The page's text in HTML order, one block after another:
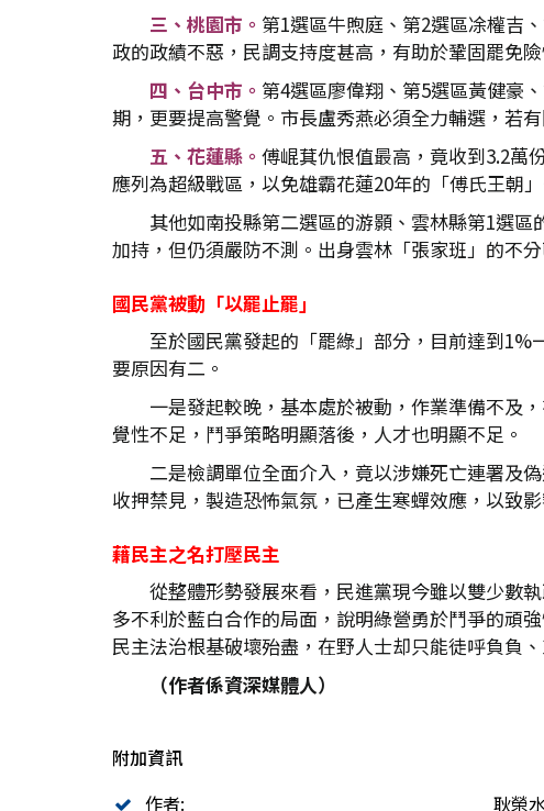
三、桃園市。 第1選區牛煦庭、第2選區凃權吉
政的政績不惡，民調支持度甚高，有助於鞏固罷免險
四、台中市。 第4選區廖偉翔、第5選區黃健豪
期，更要提高警覺。市長盧秀燕必須全力輔選，若
五、花蓮縣。 傅崐萁仇恨值最高，竟收到3.2萬
應列為超級戰區，以免雄霸花蓮20年的「傅氏王朝
其他如南投縣第二選區的游顥、雲林縣第1選
加持，但仍須嚴防不測。出身雲林「張家班」的不
國民黨被動「以罷止罷」
至於國民黨發起的「罷綠」部分，目前達到
要原因有二。
一是發起較晚，基本處於被動，作業準備不及
覺性不足，鬥爭策略明顯落後，人才也明顯不足。
二是檢調單位全面介入，竟以涉嫌死亡連署及
收押禁見，製造恐怖氣氛，已產生寒蟬效應，以致
藉民主之名打壓民主
從整體形勢發展來看，民進黨現今雖以雙少數
多不利於藍白合作的局面，說明綠營勇於鬥爭的頑
民主法治根基破壞殆盡，在野人士却只能徒呼負負
（作者係資深媒體人）
附加資訊
作者:
耿榮